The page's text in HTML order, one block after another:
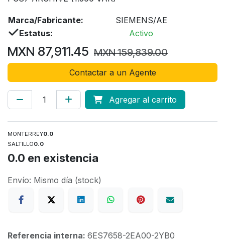
Marca/Fabricante:
SIEMENS/AE
Estatus:
Activo
MXN 87,911.45 MXN159,839.00
Contactar a un Agente
Agregar al carrito
MONTERREY0.0
SALTILLO0.0
0.0 en existencia
Envío: Mismo día (stock)
Referencia interna: 6ES7658-2EA00-2YB0